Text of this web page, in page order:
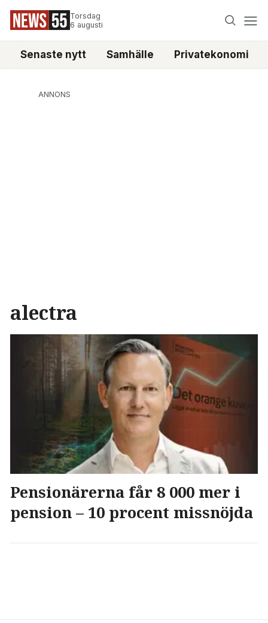
Torsdag
6 augusti
Senaste nytt Samhälle Privatekonomi
ANNONS
alectra
Pensionärerna får 8 000 mer i
pension – 10 procent missnöjda